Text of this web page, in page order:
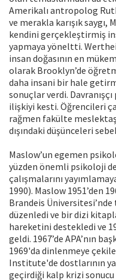
Amerikalı antropolog
ve merakla karışık saygı,
kendini gerçekleştirmiş
yapmaya yöneltti.
insan doğasının en
olarak Brooklyn’de
daha insani bir hale
sonuçlar verdi.
ilişkiyi kesti. Öğrencileri
rağmen fakülte
dışındaki düşünceleri
Maslow’un egemen
yüzden önemli psikoloji
çalışmalarını
1990). Maslow 1951’den
Brandeis
düzenledi ve bir dizi
hareketini destekledi ve
geldi. 1967’de APA’nın
1969'da dinlenmeye
Institute'de dostlarının
geçirdiği kalp krizi sonucu